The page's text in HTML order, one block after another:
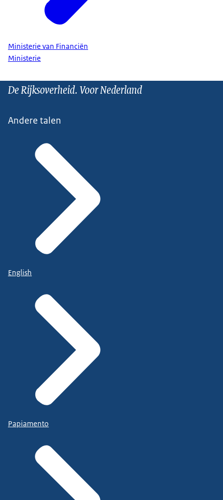
Ministerie van Financiën
Ministerie
De Rijksoverheid. Voor Nederland
Andere talen
English
Papiamento